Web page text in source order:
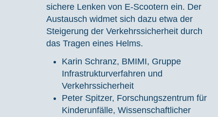
sichere Lenken von E-Scootern ein. Der
Austausch widmet sich dazu etwa der
Steigerung der Verkehrssicherheit durch
das Tragen eines Helms.
Karin Schranz, BMIMI, Gruppe
Infrastrukturverfahren und
Verkehrssicherheit
Peter Spitzer, Forschungszentrum für
Kinderunfälle, Wissenschaftlicher